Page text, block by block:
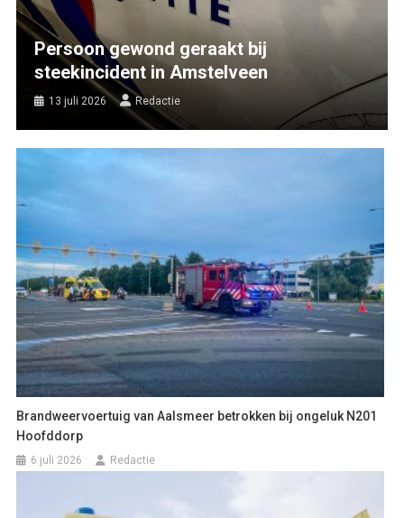
Persoon gewond geraakt bij
steekincident in Amstelveen
13 juli 2026 Redactie
Brandweervoertuig van Aalsmeer betrokken bij ongeluk N201
Hoofddorp
6 juli 2026 Redactie